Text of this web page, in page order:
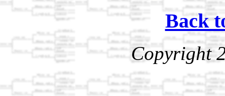
Back
Copyright